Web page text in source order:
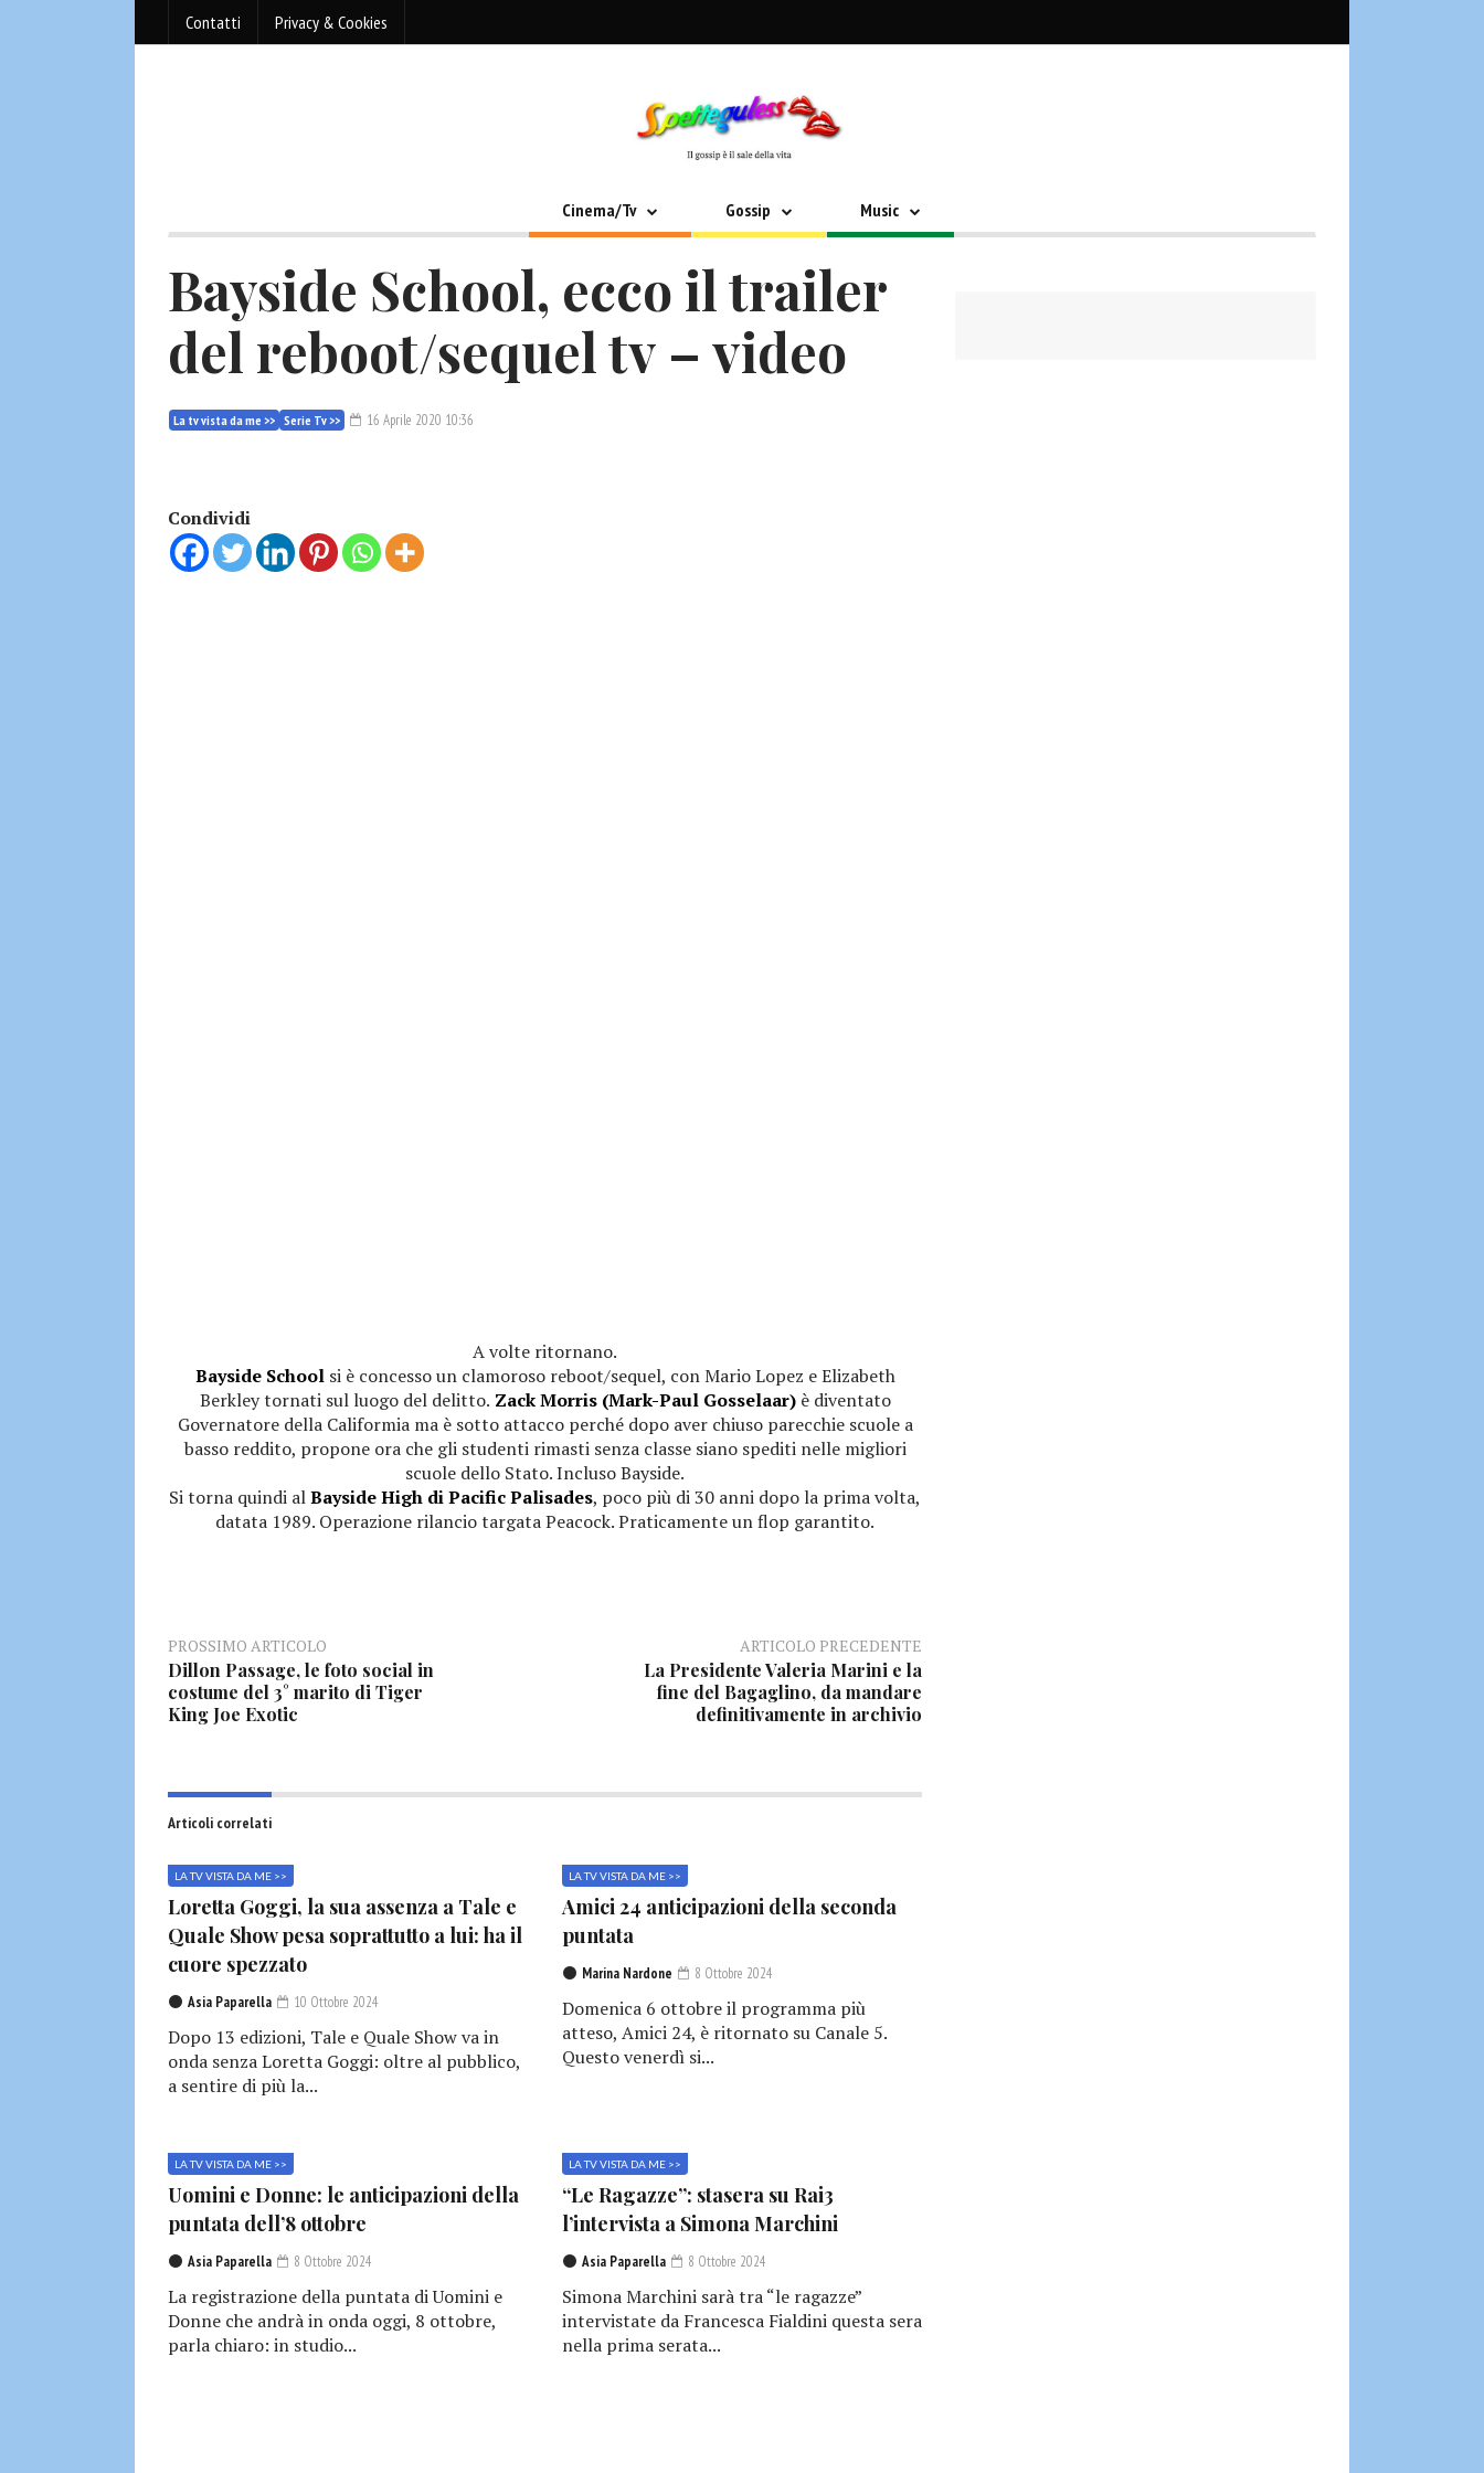
Contatti Privacy & Cookies
Cinema/Tv Gossip Music
Bayside School, ecco il trailer
del reboot/sequel tv – video
La tv vista da me >> Serie Tv >> 16 Aprile 2020 10:36
Condividi
A volte ritornano.
Bayside Schoolsi è concesso un clamoroso reboot/sequel, con Mario Lopez e Elizabeth
Berkley tornati sul luogo del delitto. Zack Morris (Mark-Paul Gosselaar)è diventato
Governatore della Califormia ma è sotto attacco perché dopo aver chiuso parecchie scuole a
basso reddito, propone ora che gli studenti rimasti senza classe siano spediti nelle migliori
scuole dello Stato. Incluso Bayside.
Si torna quindi alBayside High di Pacific Palisades, poco più di 30 anni dopo la prima volta,
datata 1989. Operazione rilancio targata Peacock. Praticamente un flop garantito.
PROSSIMO ARTICOLO
Dillon Passage, le foto social in
costume del 3° marito di Tiger
King Joe Exotic
ARTICOLO PRECEDENTE
La Presidente Valeria Marini e la
fine del Bagaglino, da mandare
definitivamente in archivio
Articoli correlati
LA TV VISTA DA ME >>
Loretta Goggi, la sua assenza a Tale e
Quale Show pesa soprattutto a lui: ha il
cuore spezzato
Asia Paparella 10 Ottobre 2024
Dopo 13 edizioni, Tale e Quale Show va in
onda senza Loretta Goggi: oltre al pubblico,
a sentire di più la...
LA TV VISTA DA ME >>
Amici 24 anticipazioni della seconda
puntata
Marina Nardone 8 Ottobre 2024
Domenica 6 ottobre il programma più
atteso, Amici 24, è ritornato su Canale 5.
Questo venerdì si...
LA TV VISTA DA ME >>
Uomini e Donne: le anticipazioni della
puntata dell’8 ottobre
Asia Paparella 8 Ottobre 2024
La registrazione della puntata di Uomini e
Donne che andrà in onda oggi, 8 ottobre,
parla chiaro: in studio...
LA TV VISTA DA ME >>
“Le Ragazze”: stasera su Rai3
l’intervista a Simona Marchini
Asia Paparella 8 Ottobre 2024
Simona Marchini sarà tra “le ragazze”
intervistate da Francesca Fialdini questa sera
nella prima serata...